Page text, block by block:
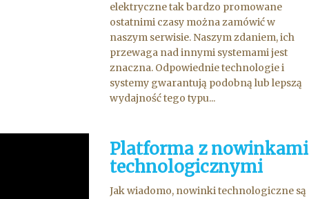
elektryczne tak bardzo promowane
ostatnimi czasy można zamówić w
naszym serwisie. Naszym zdaniem, ich
przewaga nad innymi systemami jest
znaczna. Odpowiednie technologie i
systemy gwarantują podobną lub lepszą
wydajność tego typu...
Platforma z nowinkami
technologicznymi
Jak wiadomo, nowinki technologiczne są